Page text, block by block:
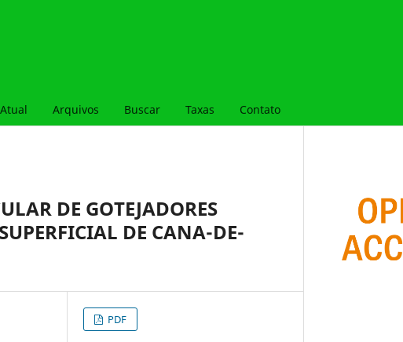
Atual Arquivos Buscar Taxas Contato
DE GOTEJADORES
DE CANA-DE-
PDF